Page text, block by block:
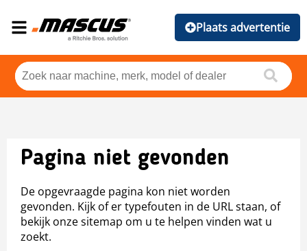
Plaats advertentie
Pagina niet gevonden
De opgevraagde pagina kon niet worden
gevonden. Kijk of er typefouten in de URL staan, of
bekijk onze sitemap om u te helpen vinden wat u
zoekt.